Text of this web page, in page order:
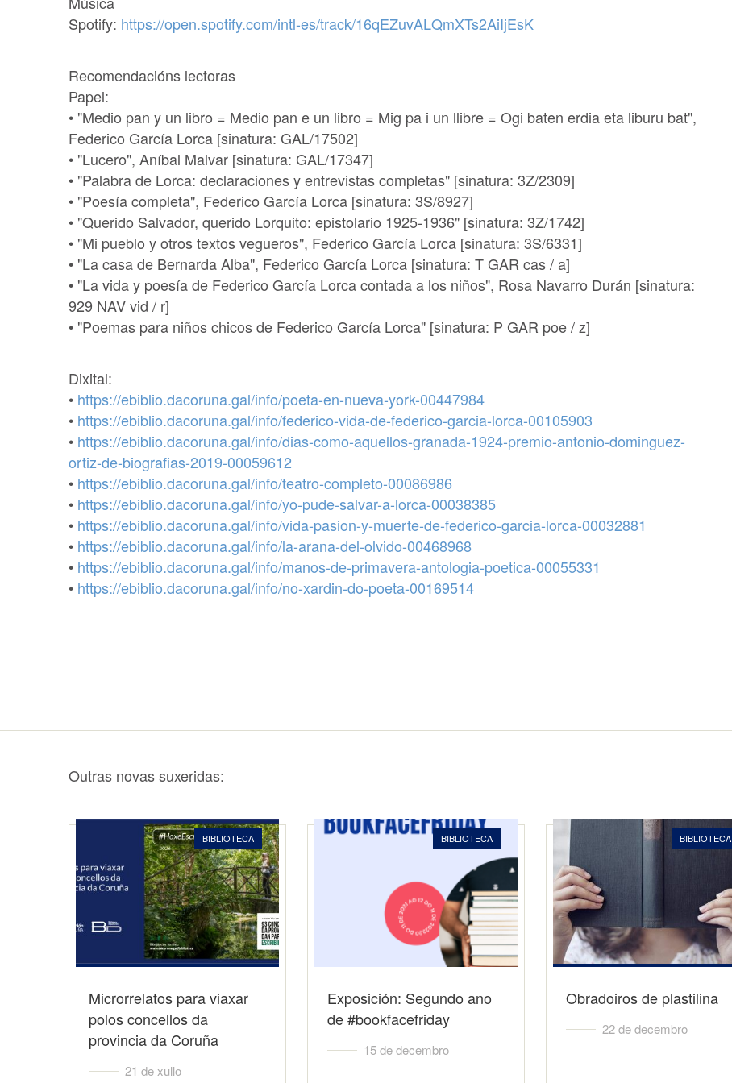
Spotify: https://open.spotify.com/intl-es/track/16qEZuvALQmXTs2AiIjEsK
Recomendacións lectoras
Papel:
• "Medio pan y un libro = Medio pan e un libro = Mig pa i un llibre = Ogi baten erdia eta liburu bat",
Federico García Lorca [sinatura: GAL/17502]
• "Lucero", Aníbal Malvar [sinatura: GAL/17347]
• "Palabra de Lorca: declaraciones y entrevistas completas" [sinatura: 3Z/2309]
• "Poesía completa", Federico García Lorca [sinatura: 3S/8927]
• "Querido Salvador, querido Lorquito: epistolario 1925-1936" [sinatura: 3Z/1742]
• "Mi pueblo y otros textos vegueros", Federico García Lorca [sinatura: 3S/6331]
• "La casa de Bernarda Alba", Federico García Lorca [sinatura: T GAR cas / a]
• "La vida y poesía de Federico García Lorca contada a los niños", Rosa Navarro Durán [sinatura:
929 NAV vid / r]
• "Poemas para niños chicos de Federico García Lorca" [sinatura: P GAR poe / z]
Dixital:
• https://ebiblio.dacoruna.gal/info/poeta-en-nueva-york-00447984
• https://ebiblio.dacoruna.gal/info/federico-vida-de-federico-garcia-lorca-00105903
• https://ebiblio.dacoruna.gal/info/dias-como-aquellos-granada-1924-premio-antonio-dominguez-
ortiz-de-biografias-2019-00059612
• https://ebiblio.dacoruna.gal/info/teatro-completo-00086986
• https://ebiblio.dacoruna.gal/info/yo-pude-salvar-a-lorca-00038385
• https://ebiblio.dacoruna.gal/info/vida-pasion-y-muerte-de-federico-garcia-lorca-00032881
• https://ebiblio.dacoruna.gal/info/la-arana-del-olvido-00468968
• https://ebiblio.dacoruna.gal/info/manos-de-primavera-antologia-poetica-00055331
• https://ebiblio.dacoruna.gal/info/no-xardin-do-poeta-00169514
Outras novas suxeridas:
BIBLIOTECA
Microrrelatos para viaxar
polos concellos da
provincia da Coruña
21 de xullo
BIBLIOTECA
Exposición: Segundo ano
de #bookfacefriday
15 de decembro
BIBLIOTECA
Obradoiros de plastilina
22 de decembro